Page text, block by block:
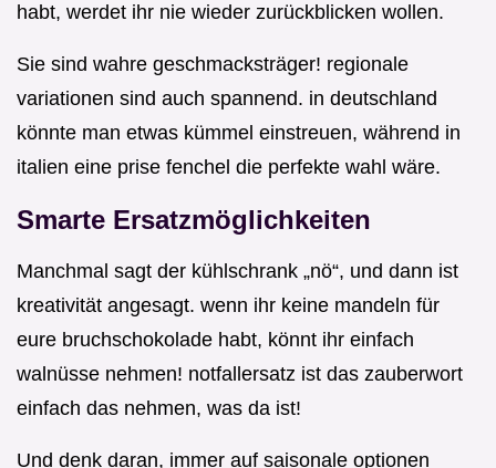
habt, werdet ihr nie wieder zurückblicken wollen.
Sie sind wahre geschmacksträger! regionale
variationen sind auch spannend. in deutschland
könnte man etwas kümmel einstreuen, während in
italien eine prise fenchel die perfekte wahl wäre.
Smarte Ersatzmöglichkeiten
Manchmal sagt der kühlschrank „nö“, und dann ist
kreativität angesagt. wenn ihr keine mandeln für
eure bruchschokolade habt, könnt ihr einfach
walnüsse nehmen! notfallersatz ist das zauberwort
einfach das nehmen, was da ist!
Und denk daran, immer auf saisonale optionen